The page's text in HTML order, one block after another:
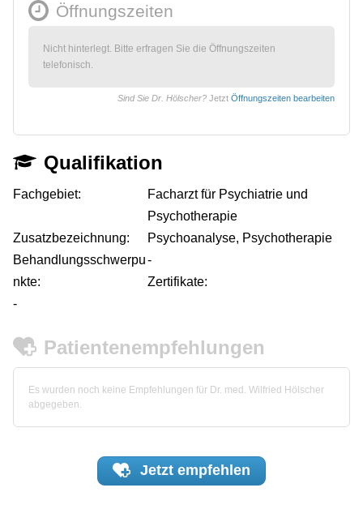
Öffnungszeiten
Nicht hinterlegt. Bitte erfragen Sie die Öffnungszeiten
telefonisch.
Sind Sie Dr. Hölscher? Jetzt Öffnungszeiten bearbeiten
Qualifikation
Fachgebiet:
Facharzt für Psychiatrie und
Psychotherapie
Zusatzbezeichnung:
Psychoanalyse, Psychotherapie
Behandlungsschwerpu
nkte:
-
Zertifikate:
-
Patientenempfehlungen
Es wurden noch keine Empfehlungen für Dr. med. Wilfried Hölscher
abgegeben.
Jetzt empfehlen